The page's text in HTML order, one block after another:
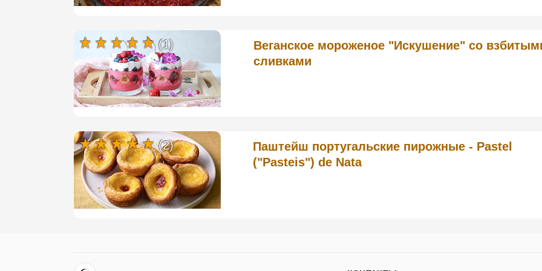
Веганское мороженое "Искушение" со
сливками
(1)
Паштейш португальские пирожные - Pastel
("Pasteis") de Nata
(2)